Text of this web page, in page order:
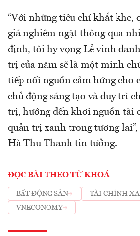
“Với những tiêu chí khắt khe,
giá nghiêm ngặt thông qua
định, tôi hy vọng Lễ vinh
trị của năm sẽ là một minh
tiếp nối nguồn cảm hứng cho
chủ động sáng tạo và duy trì
trị, hướng đến khơi nguồn tài
quản trị xanh trong tương
Hà Thu Thanh tin tưởng.
ĐỌC BÀI THEO TỪ KHOÁ
BẤT ĐỘNG SẢN
TÀI CHÍNH
VNECONOMY